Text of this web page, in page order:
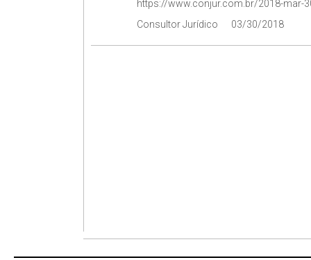
Consultor Jurídico 03/30/2018